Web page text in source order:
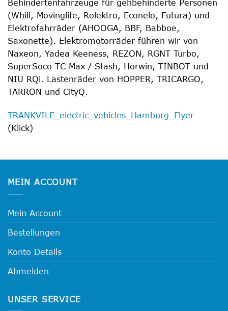
Behindertenfahrzeuge für gehbehinderte Personen
(Whill, Movinglife, Rolektro, Econelo, Futura) und
Elektrofahrräder (AHOOGA, BBF, Babboe,
Saxonette). Elektromotorräder führen wir von
Naxeon, Yadea Keeness, REZON, RGNT Turbo,
SuperSoco TC Max / Stash, Horwin, TINBOT und
NIU RQi. Lastenräder von HOPPER, TRICARGO,
TARRON und CityQ.
TRANKVILE_electric_vehicles_Hamburg_Flyer
(Klick)
MEIN ACCOUNT
Mein Account
Bestellungen
Konto Details
Abmelden
UNSER SERVICE